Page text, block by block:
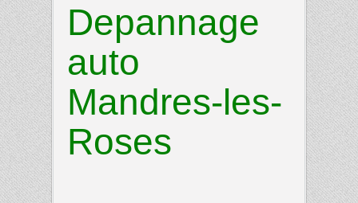
Depannage
auto
Mandres-les-
Roses